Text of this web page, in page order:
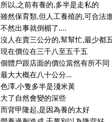
所以,之前有養的,多半是走私的
雖然保育類,但人工養殖的,可合法
不然出事就倒楣了....
沒人在賣三公分的,幫幫忙,最少都
現在價位在三千八至五千五
個體戶跟店面的價位當然有所不同
最大大概在八十公分...
色澤,小隻多半是淺米黃
大了自然會變的深些
而背甲隆起,是因為養的太好